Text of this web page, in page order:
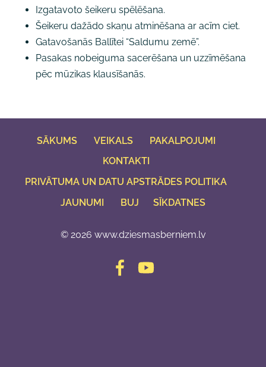
Izgatavoto šeikeru spēlēšana.
Šeikeru dažādo skaņu atminēšana ar acīm ciet.
Gatavošanās Ballītei “Saldumu zemē”.
Pasakas nobeiguma sacerēšana un uzzīmēšana
pēc mūzikas klausīšanās.
SĀKUMS VEIKALS
PAKALPOJUMI
KONTAKTI
PRIVĀTUMA UN DATU APSTRĀDES POLITIKA
JAUNUMI
BUJ SĪKDATNES
© 2026 www.dziesmasberniem.lv